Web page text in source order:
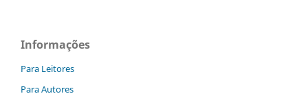
Informações
Para Leitores
Para Autores